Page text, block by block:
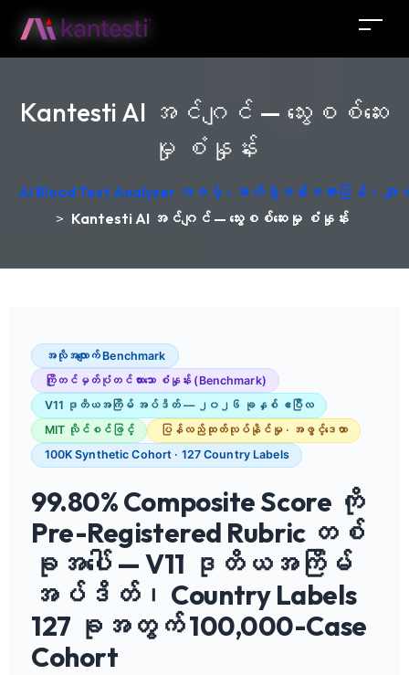
Kantesti AI အင်ဂျင် — သွေးစစ်ဆေး
မှု စံနှုန်း
AI Blood Test Analyzer အခမဲ့ - ဓာတ်ခွဲခန်းစကားပြန်၊
> Kantesti AI အင်ဂျင် — သွေးစစ်ဆေးမှု စံနှုန်း
အလိုအလျောက် Benchmark
ကြိုတင်မှတ်ပုံတင်ထားသော စံနှုန်း (Benchmark)
V11 ဒုတိယအကြိမ် အပ်ဒိတ် — ၂၀၂၆ ခုနှစ် ဧပြီလ
MIT လိုင်စင်ဖြင့်
ပြန်လည်ထုတ်လုပ်နိုင်မှု · အဖွင့်ဒေတာ
100K Synthetic Cohort · 127 Country Labels
99.80% Composite Score ကို
Pre-Registered Rubric တစ်
ခုအပေါ် — V11 ဒုတိယအကြိမ်
အပ်ဒိတ်၊ Country Labels
127 ခုအတွက် 100,000-Case
Cohort